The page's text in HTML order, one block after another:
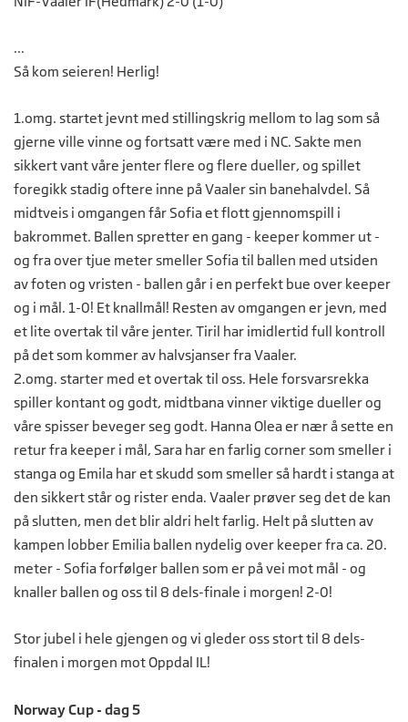
...
Så kom seieren! Herlig!
1.omg. startet jevnt med stillingskrig mellom to lag som så
gjerne ville vinne og fortsatt være med i NC. Sakte men
sikkert vant våre jenter flere og flere dueller, og spillet
foregikk stadig oftere inne på Vaaler sin banehalvdel. Så
midtveis i omgangen får Sofia et flott gjennomspill i
bakrommet. Ballen spretter en gang - keeper kommer ut -
og fra over tjue meter smeller Sofia til ballen med utsiden
av foten og vristen - ballen går i en perfekt bue over keeper
og i mål. 1-0! Et knallmål! Resten av omgangen er jevn, med
et lite overtak til våre jenter. Tiril har imidlertid full kontroll
på det som kommer av halvsjanser fra Vaaler.
2.omg. starter med et overtak til oss. Hele forsvarsrekka
spiller kontant og godt, midtbana vinner viktige dueller og
våre spisser beveger seg godt. Hanna Olea er nær å sette en
retur fra keeper i mål, Sara har en farlig corner som smeller i
stanga og Emila har et skudd som smeller så hardt i stanga at
den sikkert står og rister enda. Vaaler prøver seg det de kan
på slutten, men det blir aldri helt farlig. Helt på slutten av
kampen lobber Emilia ballen nydelig over keeper fra ca. 20.
meter - Sofia forfølger ballen som er på vei mot mål - og
knaller ballen og oss til 8 dels-finale i morgen! 2-0!
Stor jubel i hele gjengen og vi gleder oss stort til 8 dels-
finalen i morgen mot Oppdal IL!
Norway Cup - dag 5